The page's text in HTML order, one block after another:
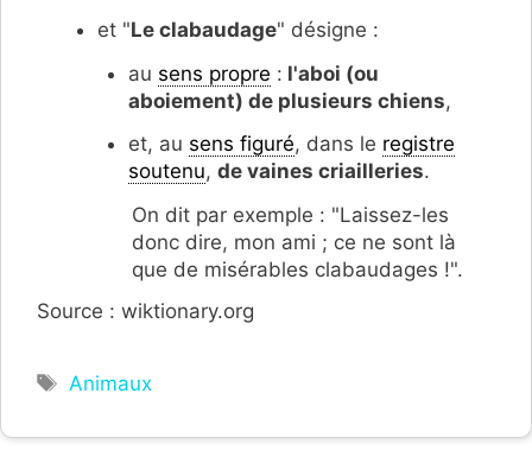
et "Le clabaudage" désigne :
au sens propre : l'aboi (ou
aboiement) de plusieurs chiens,
et, au sens figuré, dans le registre
soutenu, de vaines criailleries.
On dit par exemple : "Laissez-les
donc dire, mon ami ; ce ne sont là
que de misérables clabaudages !".
Source : wiktionary.org
Étiquettes
Animaux